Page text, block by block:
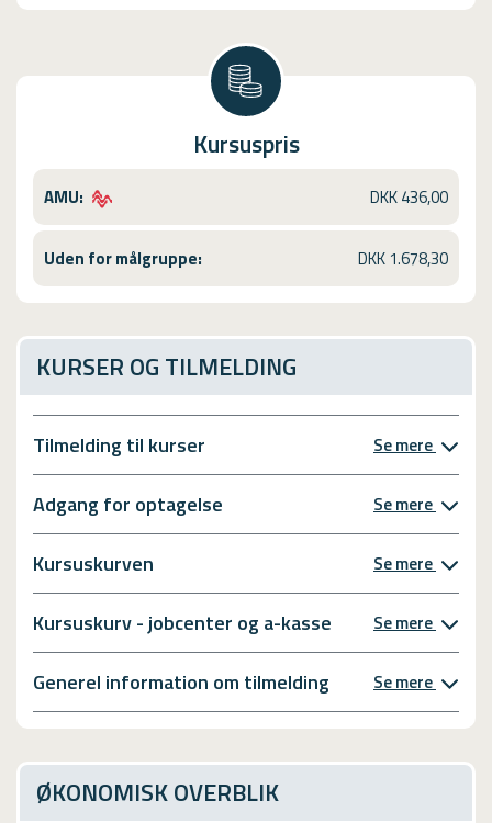
Kursuspris
AMU: DKK 436,00
Uden for målgruppe: DKK 1.678,30
KURSER OG TILMELDING
Tilmelding til kurser Se mere
Adgang for optagelse Se mere
Kursuskurven Se mere
Kursuskurv - jobcenter og a-kasse Se mere
Generel information om tilmelding Se mere
ØKONOMISK OVERBLIK